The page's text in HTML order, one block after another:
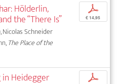
Hölderlin,
the “There Is”
Nicolas Schneider
The Place of the
p
€ 14,95
Heidegger p